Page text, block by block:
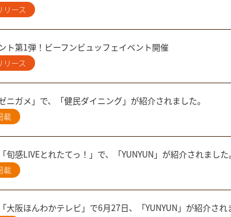
リース
ト第1弾！ビーフンビュッフェイベント開催
リース
ニガメ」で、「健民ダイニング」が紹介されました。
載
旬感LIVEとれたてっ！」で、「YUNYUN」が紹介されました。
載
大阪ほんわかテレビ」で6月27日、「YUNYUN」が紹介され